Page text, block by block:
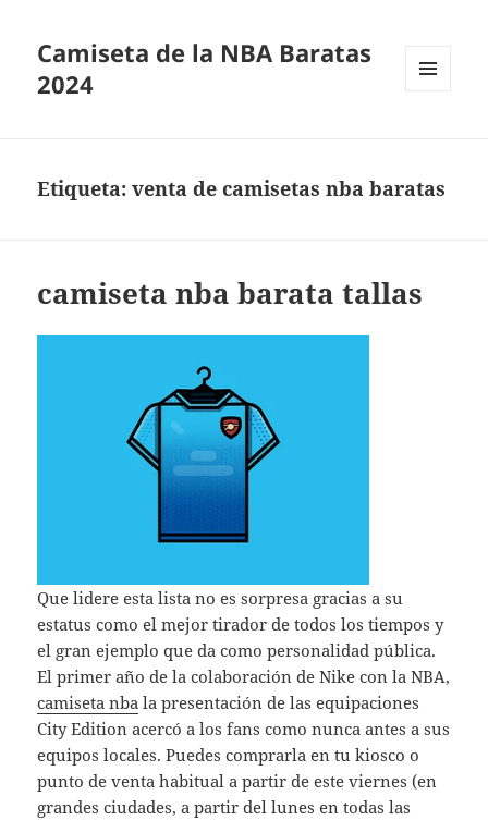
Camiseta de la NBA Baratas
2024
Etiqueta:venta de camisetas nba baratas
camiseta nba barata tallas
Que lidere esta lista no es sorpresa gracias a su
estatus como el mejor tirador de todos los tiempos y
el gran ejemplo que da como personalidad pública.
El primer año de la colaboración de Nike con la NBA,
camiseta nba la presentación de las equipaciones
City Edition acercó a los fans como nunca antes a sus
equipos locales. Puedes comprarla en tu kiosco o
punto de venta habitual a partir de este viernes (en
grandes ciudades, a partir del lunes en todas las